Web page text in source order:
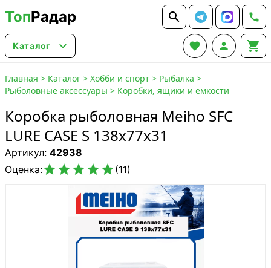
ТопРадар  
Каталог    
Главная > Каталог > Хобби и спорт > Рыбалка >
Рыболовные аксессуары > Коробки, ящики и емкости
Коробка рыболовная Meiho SFC
LURE CASE S 138x77x31
Артикул: 42938
Оценка:(11)